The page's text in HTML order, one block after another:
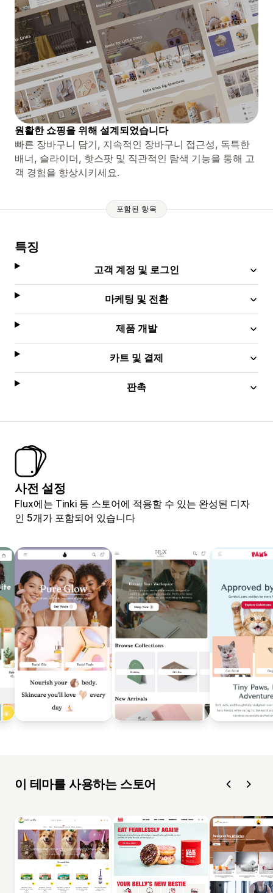
원활한 쇼핑을 위해 설계되었습니다
빠른 장바구니 담기, 지속적인 장바구니 접근성, 독특한
배너, 슬라이더, 핫스팟 및 직관적인 탐색 기능을 통해 고
객 경험을 향상시키세요.
포함된 항목
특징
고객 계정 및 로그인
마케팅 및 전환
제품 개발
카트 및 결제
판촉
사전 설정
Flux에는 Tinki 등 스토어에 적용할 수 있는 완성된 디자
인 5개가 포함되어 있습니다
이 테마를 사용하는 스토어